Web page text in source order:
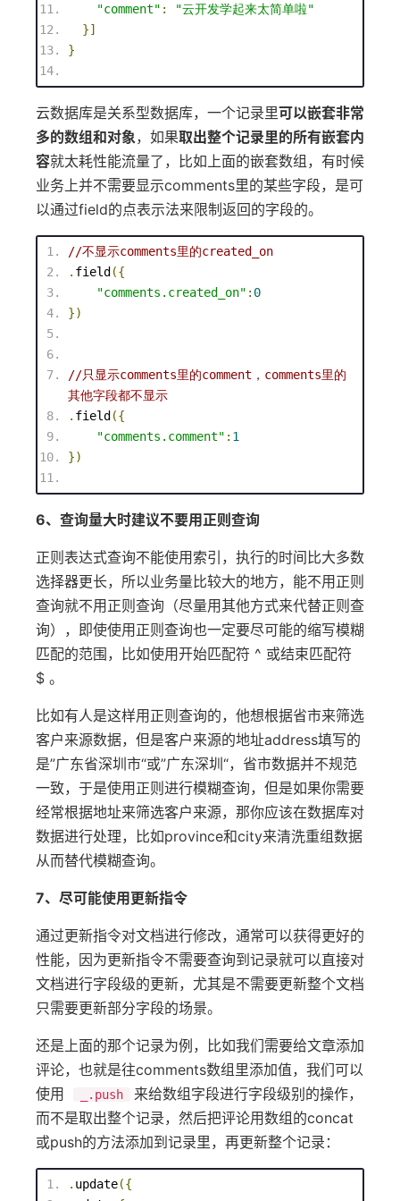
"comment" :
"云开发学起来太简单啦"
}]
}
云数据库是关系型数据库，一个记录里可以嵌套非常
多的数组和对象，如果取出整个记录里的所有嵌套内
容就太耗性能流量了，比如上面的嵌套数组，有时候
业务上并不需要显示comments里的某些字段，是可
以通过field的点表示法来限制返回的字段的。
//不显示comments里的created_on
. field ({
"comments.created_on" : 0
})
//只显示comments里的comment，comments里的
其他字段都不显示
. field ({
"comments.comment" : 1
})
6、查询量大时建议不要用正则查询
正则表达式查询不能使用索引，执行的时间比大多数
选择器更长，所以业务量比较大的地方，能不用正则
查询就不用正则查询（尽量用其他方式来代替正则查
询），即使使用正则查询也一定要尽可能的缩写模糊
匹配的范围，比如使用开始匹配符 ^ 或结束匹配符
$ 。
比如有人是这样用正则查询的，他想根据省市来筛选
客户来源数据，但是客户来源的地址address填写的
是”广东省深圳市“或”广东深圳“，省市数据并不规范
一致，于是使用正则进行模糊查询，但是如果你需要
经常根据地址来筛选客户来源，那你应该在数据库对
数据进行处理，比如province和city来清洗重组数据
从而替代模糊查询。
7、尽可能使用更新指令
通过更新指令对文档进行修改，通常可以获得更好的
性能，因为更新指令不需要查询到记录就可以直接对
文档进行字段级的更新，尤其是不需要更新整个文档
只需要更新部分字段的场景。
还是上面的那个记录为例，比如我们需要给文章添加
评论，也就是往comments数组里添加值，我们可以
使用
_.push
来给数组字段进行字段级别的操作，
而不是取出整个记录，然后把评论用数组的concat
或push的方法添加到记录里，再更新整个记录：
. update({